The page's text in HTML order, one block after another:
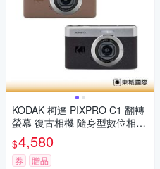
KODAK 柯達 PIXPRO C1 翻轉
螢幕 復古相機 隨身型數位相機
+ 32G記憶卡組
$4,580
券 贈品